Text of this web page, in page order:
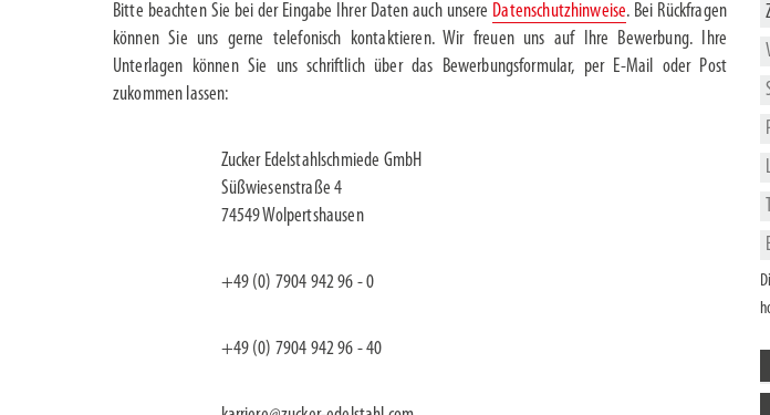
Bitte beachten Sie bei der Eingabe Ihrer Daten auch unsere Datenschutzhinweise. Bei Rückfragen
können Sie uns gerne telefonisch kontaktieren. Wir freuen uns auf Ihre Bewerbung. Ihre
Unterlagen können Sie uns schriftlich über das Bewerbungsformular, per E-Mail oder Post
zukommen lassen:
Zucker Edelstahlschmiede GmbH
Süßwiesenstraße 4
74549 Wolpertshausen
+49 (0) 7904 942 96 - 0
+49 (0) 7904 942 96 - 40